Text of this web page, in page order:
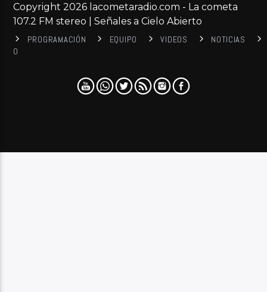
Copyright 2026 lacometaradio.com - La cometa
107.2 FM stereo | Señales a Cielo Abierto
PROGRAMACIÓN EQUIPO VIDEOS
NOTICIAS
0